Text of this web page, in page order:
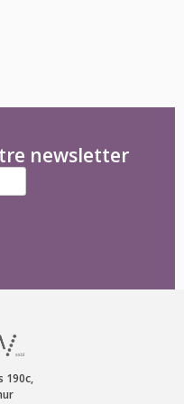
newsletter
190c,